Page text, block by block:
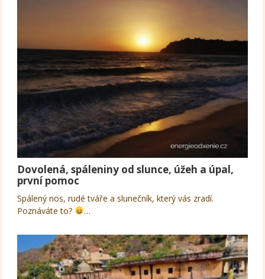
Dovolená, spáleniny od slunce, úžeh a úpal,
první pomoc
Spálený nos, rudé tváře a slunečník, který vás zradí.
Poznáváte to?
…